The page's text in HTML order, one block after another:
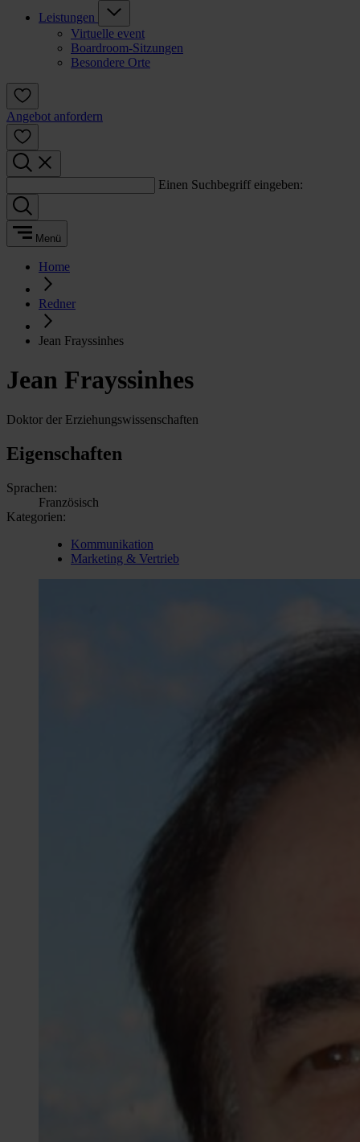
Leistungen
Virtuelle event
Boardroom-Sitzungen
Besondere Orte
Angebot anfordern
Einen Suchbegriff eingeben:
Menü
Home
Redner
Jean Frayssinhes
Jean Frayssinhes
Doktor der Erziehungswissenschaften
Eigenschaften
Sprachen:
Französisch
Kategorien:
Kommunikation
Marketing & Vertrieb